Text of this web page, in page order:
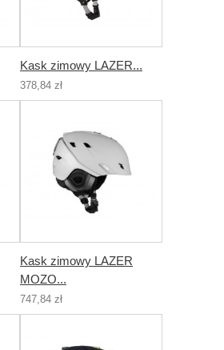
Kask zimowy LAZER...
378,84 zł
Kask zimowy LAZER
MOZO...
747,84 zł